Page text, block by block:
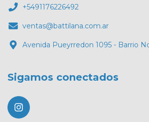
+5491176226492
ventas@battilana.com.ar
Avenida Pueyrredon 1095 - Barrio
Sigamos conectados